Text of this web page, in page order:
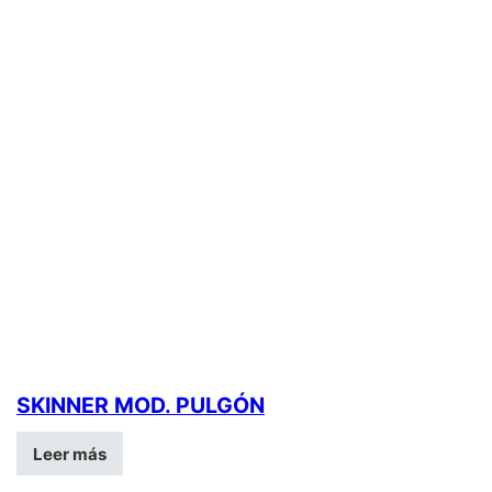
SKINNER MOD. PULGÓN
Leer más